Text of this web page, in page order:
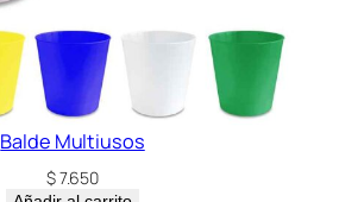
Balde Multiusos
$7.650